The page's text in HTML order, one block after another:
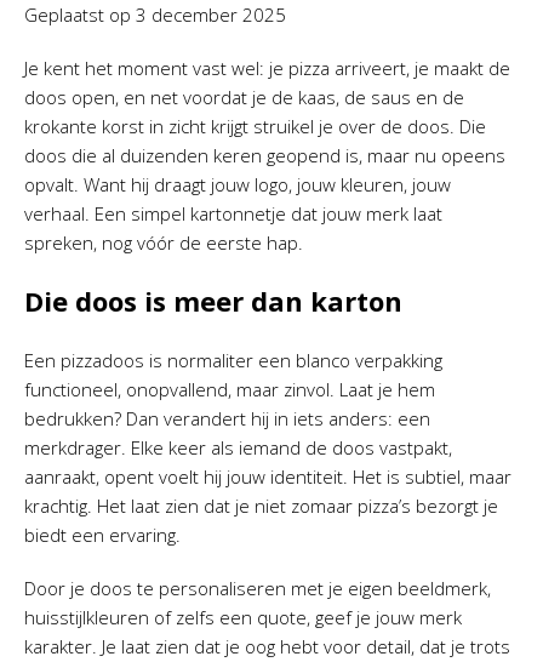
Geplaatst op 3 december 2025
Je kent het moment vast wel: je pizza arriveert, je maakt de
doos open, en net voordat je de kaas, de saus en de
krokante korst in zicht krijgt struikel je over de doos. Die
doos die al duizenden keren geopend is, maar nu opeens
opvalt. Want hij draagt jouw logo, jouw kleuren, jouw
verhaal. Een simpel kartonnetje dat jouw merk laat
spreken, nog vóór de eerste hap.
Die doos is meer dan karton
Een pizzadoos is normaliter een blanco verpakking
functioneel, onopvallend, maar zinvol. Laat je hem
bedrukken? Dan verandert hij in iets anders: een
merkdrager. Elke keer als iemand de doos vastpakt,
aanraakt, opent voelt hij jouw identiteit. Het is subtiel, maar
krachtig. Het laat zien dat je niet zomaar pizza’s bezorgt je
biedt een ervaring.
Door je doos te personaliseren met je eigen beeldmerk,
huisstijlkleuren of zelfs een quote, geef je jouw merk
karakter. Je laat zien dat je oog hebt voor detail, dat je trots